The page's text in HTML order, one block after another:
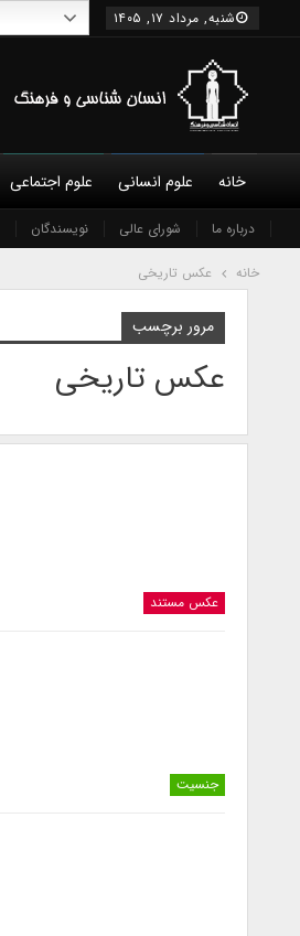
شنبه, مرداد ۱۷, ۱۴۰۵
خانه
درباره ما شورای عالی نویسندگان
علوم انسانی علوم اجتماعی
خانه عکس تاریخی
مرور برچسب
عکس تاریخی
عکس مستند
جنسیت